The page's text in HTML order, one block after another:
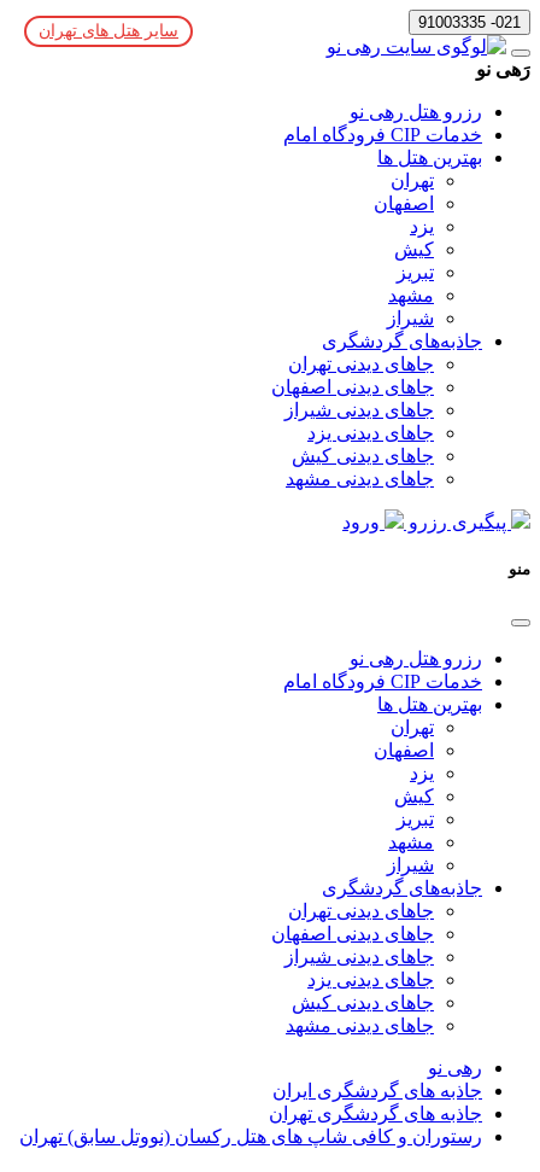
021- 91003335
رَهی نو
رزرو هتل رهی نو
خدمات CIP فرودگاه امام
بهترین هتل ها
تهران
اصفهان
یزد
کیش
تبریز
مشهد
شیراز
جاذبه‌های گردشگری
جاهای دیدنی تهران
جاهای دیدنی اصفهان
جاهای دیدنی شیراز
جاهای دیدنی یزد
جاهای دیدنی کیش
جاهای دیدنی مشهد
پیگیری رزرو ورود
منو
رزرو هتل رهی نو
خدمات CIP فرودگاه امام
بهترین هتل ها
تهران
اصفهان
یزد
کیش
تبریز
مشهد
شیراز
جاذبه‌های گردشگری
جاهای دیدنی تهران
جاهای دیدنی اصفهان
جاهای دیدنی شیراز
جاهای دیدنی یزد
جاهای دیدنی کیش
جاهای دیدنی مشهد
رهی نو
جاذبه های گردشگری ایران
جاذبه های گردشگری تهران
رستوران و کافی شاپ های هتل رکسان (نووتل سابق) تهران
سایر هتل های تهران